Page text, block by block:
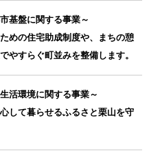
基盤に関する事業～
めの住宅助成制度や、まちの憩
やすらぐ町並みを整備します。
活環境に関する事業～
して暮らせるふるさと栗山を守